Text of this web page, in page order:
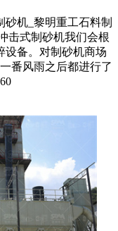
砂机_黎明重工石料制
击式制砂机我们会根
设备。对制砂机商场
番风雨之后都进行了